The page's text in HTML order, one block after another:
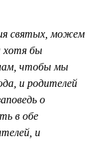
святых, можем
хотя бы
чтобы мы
и родителей
о
в обе
и